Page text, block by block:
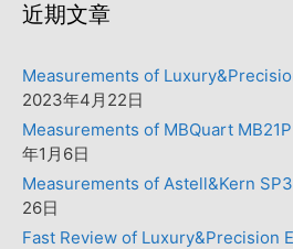
近期文章
Measurements of
2023年4月22日
Measurements of MBQuart
年1月6日
Measurements of Astell&Kern
26日
Fast Review of Luxury&Precision